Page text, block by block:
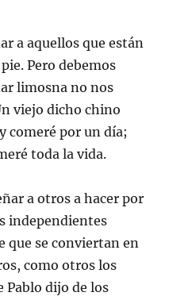
a aquellos que están
Pero debemos
limosna no nos
viejo dicho chino
comeré por un día;
toda la vida.
a otros a hacer por
independientes
que se conviertan en
como otros los
Pablo dijo de los